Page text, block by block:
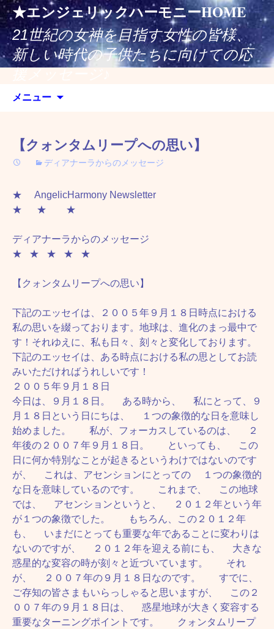
コ
ン
テ
ン
ツ
★エンジェリックハーモニーHOME
21世紀の女神を目指す女性の皆様、
新しい時代の子供たちに向けての応
メニュー
【クォンタムリープへの思い】
ディアナーラからのメッセージ
★ AngelicHarmony Newsletter
★ ★ ★
ディアナーラからのメッセージ
★ ★ ★ ★ ★
【クォンタムリープへの思い】
下記のエッセイは、２００５年９月１８日時点における
私の思いを綴っております。地球は、進化のまっ最中で
す！それゆえに、私も日々、刻々と変化しております。
下記のエッセイは、ある時点における私の思としてお読
みいただければうれしいです！
２００５年９月１８日
今日は、９月１８日。 ある時から、 私にとって、９
月１８日という日にちは、 １つの象徴的な日を意味し
始めました。 私が、フォーカスしているのは、 ２
年後の２００７年９月１８日。 といっても、 この
日に何か特別なことが起きるというわけではないのです
が、 これは、アセンションにとっての １つの象徴的
な日を意味しているのです。 これまで、 この地球
では、 アセンションというと、 ２０１２年という年
が１つの象徴でした。 もちろん、この２０１２年
も、 いまだにとっても重要な年であることに変わりは
ないのですが、 ２０１２年を迎える前にも、 大きな
惑星的な変容の時が刻々と近づいています。 それ
が、 ２００７年の９月１８日なのです。 すでに、
ご存知の皆さまもいらっしゃると思いますが、 この２
００７年の９月１８日は、 惑星地球が大きく変容する
重要なターニングポイントです。 クォンタムリープ